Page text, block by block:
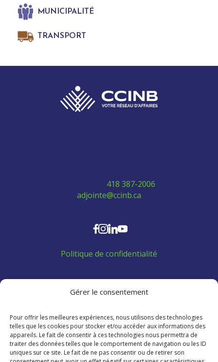
Gérer le consentement
Pour offrir les meilleures expériences, nous utilisons des technologies
telles que les cookies pour stocker et/ou accéder aux informations des
appareils. Le fait de consentir à ces technologies nous permettra de
traiter des données telles que le comportement de navigation ou les ID
uniques sur ce site. Le fait de ne pas consentir ou de retirer son
MUNICIPALITÉ
TRANSPORT
418 387-2006
adjointe@ccinb.ca
Politique de confidentialité
Aidez les employés venant de l'extérieur à se
trouver un logement: